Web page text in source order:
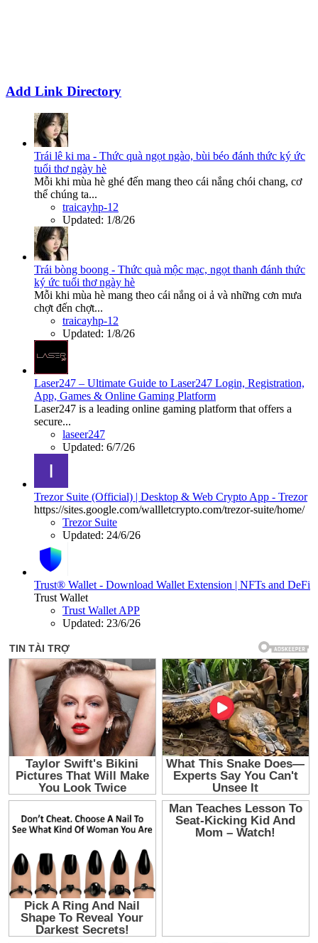
Add Link Directory
Trái lê ki ma - Thức quà ngọt ngào, bùi béo đánh thức ký ức
tuổi thơ ngày hè
Mỗi khi mùa hè ghé đến mang theo cái nắng chói chang, cơ
thể chúng ta...
traicayhp-12
Updated: 1/8/26
Trái bòng boong - Thức quà mộc mạc, ngọt thanh đánh thức
ký ức tuổi thơ ngày hè
Mỗi khi mùa hè mang theo cái nắng oi ả và những cơn mưa
chợt đến chợt...
traicayhp-12
Updated: 1/8/26
Laser247 – Ultimate Guide to Laser247 Login, Registration,
App, Games & Online Gaming Platform
Laser247 is a leading online gaming platform that offers a
secure...
laseer247
Updated: 6/7/26
Trezor Suite (Official) | Desktop & Web Crypto App - Trezor
https://sites.google.com/wallletcrypto.com/trezor-suite/home/
Trezor Suite
Updated: 24/6/26
Trust® Wallet - Download Wallet Extension | NFTs and DeFi
Trust Wallet
Trust Wallet APP
Updated: 23/6/26